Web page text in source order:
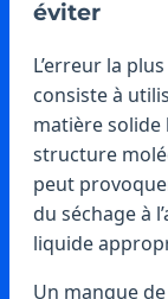
éviter
L’erreur la
consiste à
matière solide
structure
peut
du séchage à
liquide
Un manque